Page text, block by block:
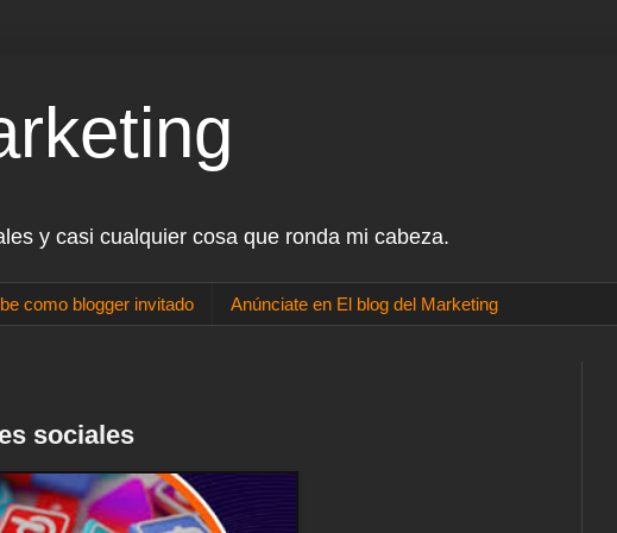
y casi cualquier cosa que ronda mi cabeza.
como blogger invitado Anúnciate en El blog del Marketing
sociales